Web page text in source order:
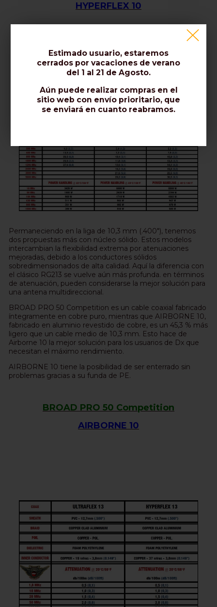
HYPERFLEX 10
Permaneciendo en la liga de 10,3 mm (.400"), tenemos
dos propuestas más con núcleo sólido. Estos modelos
intercambian la flexibilidad extrema por atenuaciones
mejoradas, debido a los conductores sólidos
sobredimensionados de alta calidad. Aquí la diferencia con
el clásico RG213 se vuelve aún más profunda. en términos
de atenuación, pueden considerarse la mejor solución para
una antena multidireccional.
BROAD PRO 50 Competition es un cable coaxial fabricado
íntegramente en cobre puro, mientras que AIRBORNE 10,
fabricado en aluminio revestido de cobre, es un 45,3 % más
ligero que un cable medio de 10,3 mm. Esto hace de
Airborne 10 la mejor solución para los usuarios de Dx que
necesitan el máximo rendimiento.
AIRBORNE 10 tiene la posibilidad de ser enterrado sin
problemas gracias a su funda de PE.
BROAD PRO 50 Competition
AIRBORNE 10
Estimado usuario, estaremos
cerrados por vacaciones de verano
del 1 al 21 de Agosto.
Aún puede realizar compras en el
sitio web con envío prioritario, que
se enviará en cuanto reabramos.